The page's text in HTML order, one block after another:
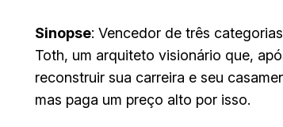
Sinopse: Vencedor de três
Toth, um arquiteto visionário que,
reconstruir sua carreira e seu
mas paga um preço alto por isso.